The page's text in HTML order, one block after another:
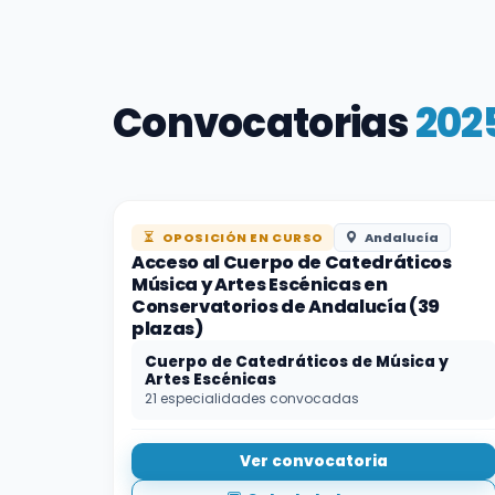
Convocatorias
OPOSICIÓN EN CURSO Andalucía
Acceso al Cuerpo de Catedráticos
Música y Artes Escénicas en
Conservatorios de Andalucía (39
plazas)
Cuerpo de Catedráticos de Música y
Artes Escénicas
21 especialidades convocadas
Ver convocatoria